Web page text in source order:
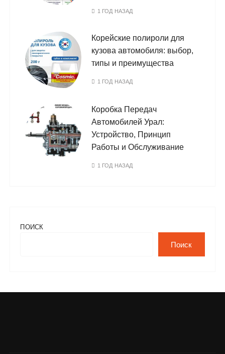
1 ГОД НАЗАД
Корейские полироли для
кузова автомобиля: выбор,
типы и преимущества
1 ГОД НАЗАД
Коробка Передач
Автомобилей Урал:
Устройство, Принцип
Работы и Обслуживание
1 ГОД НАЗАД
ПОИСК
Поиск